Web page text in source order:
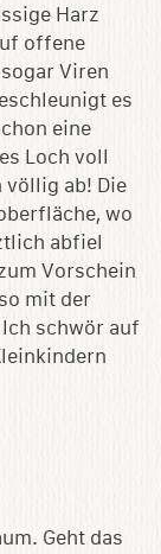
Harz
offene
Viren
es
eine
Loch voll
völlig ab! Die
wo
abfiel
Vorschein
mit der
schwör auf
Geht das